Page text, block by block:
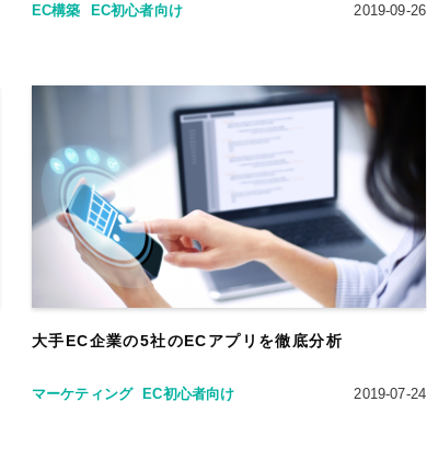
EC構築 EC初心者向け 2019-09-26
大手EC企業の5社のECアプリを徹底分析
マーケティング EC初心者向け 2019-07-24